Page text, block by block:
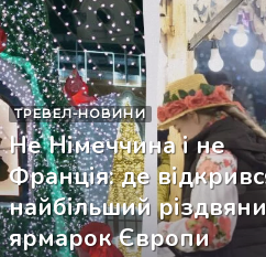
ТРЕВЕЛ-НОВИНИ
Не Німеччина і не
Франція: де
найбільший
ярмарок Європи